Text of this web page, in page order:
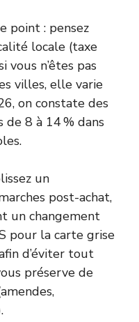
point : pensez
locale (taxe
vous n’êtes pas
villes, elle varie
on constate des
de 8 à 14 % dans
un
post-achat,
un changement
pour la carte grise
d’éviter tout
préserve de